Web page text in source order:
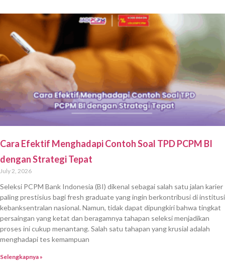
Cara Efektif Menghadapi Contoh Soal TPD PCPM BI
dengan Strategi Tepat
July 2, 2026
Seleksi PCPM Bank Indonesia (BI) dikenal sebagai salah satu jalan karier
paling prestisius bagi fresh graduate yang ingin berkontribusi di institusi
kebanksentralan nasional. Namun, tidak dapat dipungkiri bahwa tingkat
persaingan yang ketat dan beragamnya tahapan seleksi menjadikan
proses ini cukup menantang. Salah satu tahapan yang krusial adalah
menghadapi tes kemampuan
Selengkapnya »